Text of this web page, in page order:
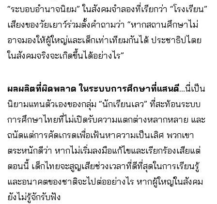
“ระบอบอำนาจนิยม” ในสังคมจำลองที่เรียกว่า “โรงเรียน”
เสียงของวัยเยาว์ร่วมตั้งคำถามว่า “หากสถานศึกษาไม่
อาจมองให้ผู้ใหญ่และเด็กเท่าเทียมกันได้ ประชาธิปไตย
ในสังคมจริงจะเกิดขึ้นได้อย่างไร”
ผลผลิตที่ผิดพลาด ในระบบการศึกษาที่แสนดี…นี่เป็น
นิยามแทนตัวเองของกลุ่ม “นักเรียนเลว” ที่สะท้อนระบบ
การศึกษาไทยที่ไม่เปิดรับความแตกต่างหลากหลาย และ
ถนัดแต่การคัดเกรดเพื่อเฟ้นหาความเป็นเลิศ พวกเขา
ตระหนักดีว่า หากไม่เริ่มลงมือแก้ไขและเรียกร้องเสียแต่
ตอนนี้ เด็กไทยจะสูญเสียช่วงเวลาที่ดีที่สุดในการเรียนรู้
และอนาคตของชาติจะไปต่ออย่างไร หากผู้ใหญ่ในสังคม
ยังไม่รู้จักรับฟัง